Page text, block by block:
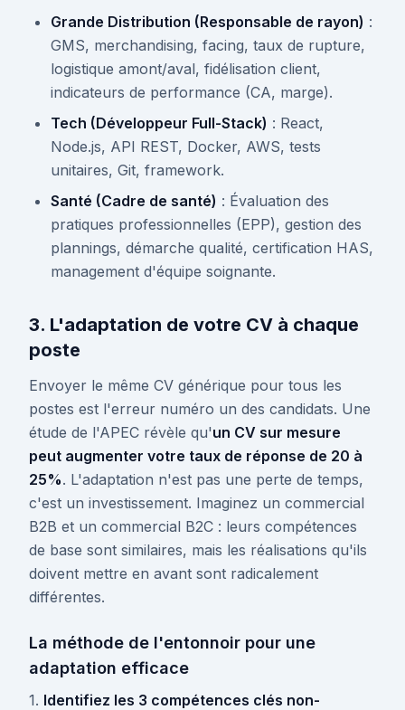
Grande Distribution (Responsable de rayon) :
GMS, merchandising, facing, taux de rupture,
logistique amont/aval, fidélisation client,
indicateurs de performance (CA, marge).
Tech (Développeur Full-Stack) : React,
Node.js, API REST, Docker, AWS, tests
unitaires, Git, framework.
Santé (Cadre de santé) : Évaluation des
pratiques professionnelles (EPP), gestion des
plannings, démarche qualité, certification HAS,
management d'équipe soignante.
3. L'adaptation de votre CV à chaque
poste
Envoyer le même CV générique pour tous les
postes est l'erreur numéro un des candidats. Une
étude de l'APEC révèle qu'un CV sur mesure
peut augmenter votre taux de réponse de 20 à
25%. L'adaptation n'est pas une perte de temps,
c'est un investissement. Imaginez un commercial
B2B et un commercial B2C : leurs compétences
de base sont similaires, mais les réalisations qu'ils
doivent mettre en avant sont radicalement
différentes.
La méthode de l'entonnoir pour une
adaptation efficace
1. Identifiez les 3 compétences clés non-